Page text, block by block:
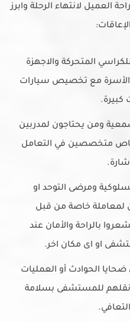
العميل لانتهاء الرحلة وابرز
المتحركة والاجهزة
مع تخصيص سيارات
كبيرة.
ومن يحتاجون لمدربين
متخصصين في التعامل
ومرضى التوحد او
لمعاملة خاصة من قبل
بالراحة والأمان عند
او اى مكان اخر.
الحوادث أو العمليات
ونقلهم للمستشفى بسلامة